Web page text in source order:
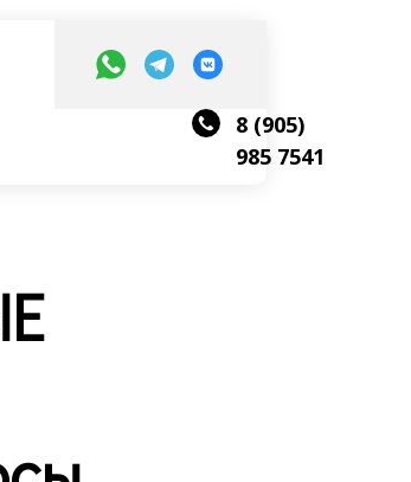
8 (905)
985 7541